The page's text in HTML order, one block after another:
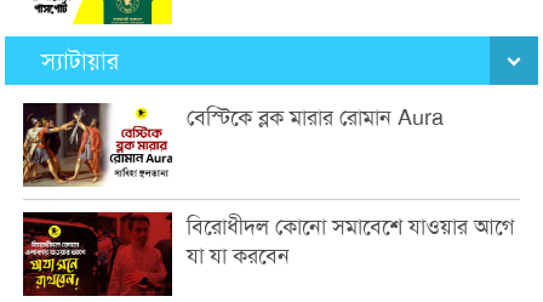
স্যাটায়ার
বেস্টিকে ব্লক মারার রোমান Aura
বিরোধীদল কোনো সমাবেশে যাওয়ার আগে
যা যা করবেন